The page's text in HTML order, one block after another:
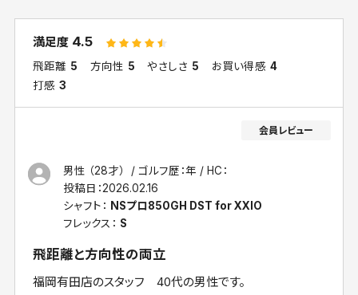
満足度 4.5
飛距離 5 方向性 5 やさしさ 5 お買い得感 4
打感 3
男性 （28才） ゴルフ歴：年
HC：
投稿日：2026.02.16
シャフト： NSプロ850GH DST for XXIO
フレックス： S
飛距離と方向性の両立
福岡有田店のスタッフ 40代の男性です。